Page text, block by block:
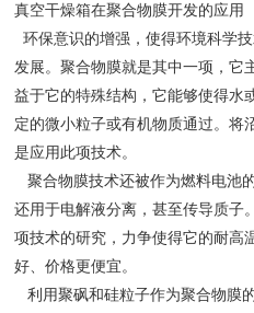
真空干燥箱在聚合物膜开发的应用
环保意识的增强，使得环境科学
发展。聚合物膜就是其中一项，它
益于它的特殊结构，它能够使得水
定的微小粒子或有机物质通过。将
是应用此项技术。
聚合物膜技术还被作为燃料电池
还用于电解液分离，甚至传导质子
项技术的研究，力争使得它的耐高
好、价格更便宜。
利用聚砜和硅粒子作为聚合物膜